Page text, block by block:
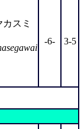
スミ
-6- 3-5